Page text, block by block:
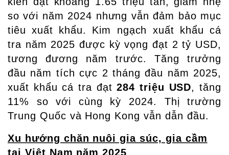
so với năm 2024 nhưng vẫn đảm bảo mục
tiêu xuất khẩu. Kim ngạch xuất khẩu cá
tra năm 2025 được kỳ vọng đạt 2 tỷ USD,
tương đương năm trước. Tăng trưởng
đầu năm tích cực 2 tháng đầu năm 2025,
xuất khẩu cá tra đạt284 triệu USD, tăng
11% so với cùng kỳ 2024. Thị trường
Trung Quốc và Hong Kong vẫn dẫn đầu.
Xu hướng chăn nuôi gia súc, gia cầm
tại Việt Nam năm 2025